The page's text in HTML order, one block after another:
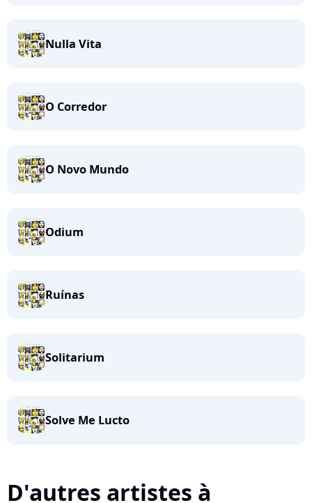
Nulla Vita
O Corredor
O Novo Mundo
Odium
Ruínas
Solitarium
Solve Me Lucto
D'autres artistes à